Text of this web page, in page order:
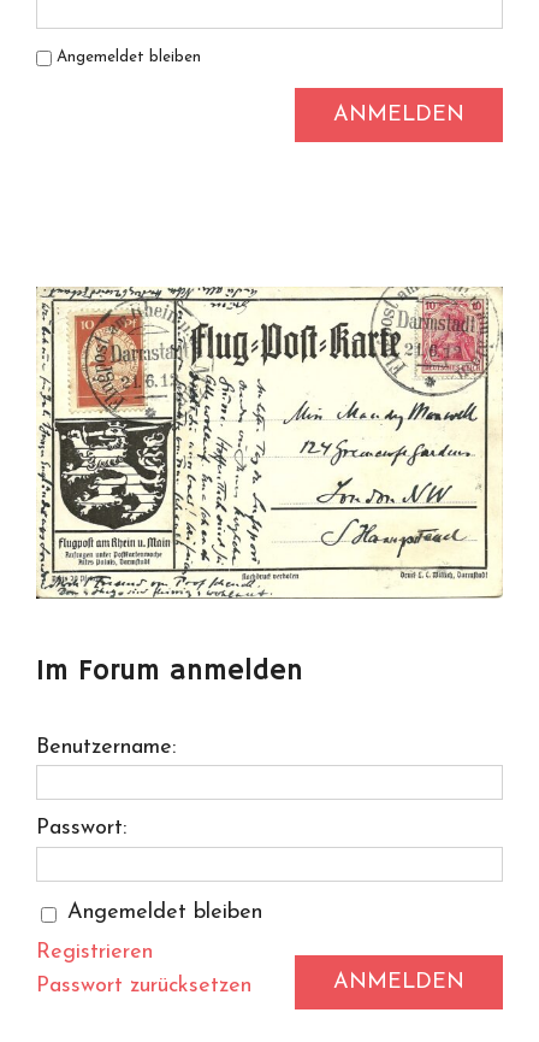
Angemeldet bleiben
ANMELDEN
Im Forum anmelden
Benutzername:
Passwort:
Angemeldet bleiben
ANMELDEN
Registrieren
Passwort zurücksetzen